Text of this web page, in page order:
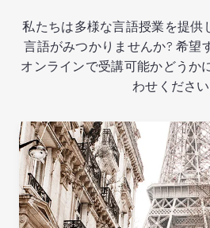
私たちは多様な言語授業を提供
言語がみつかりませんか? 希望
オンラインで受講可能かどうか
わせください